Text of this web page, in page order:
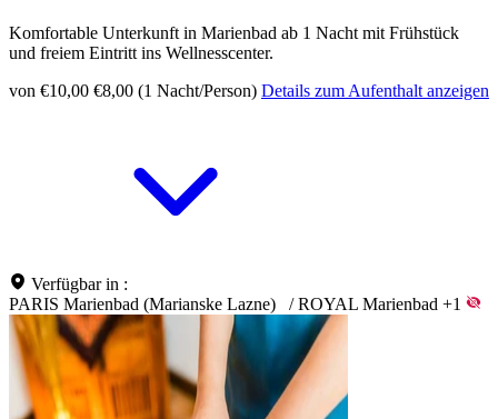
Komfortable Unterkunft in Marienbad ab 1 Nacht mit Frühstück
und freiem Eintritt ins Wellnesscenter.
von €10,00 €8,00 (1 Nacht/Person) Details zum Aufenthalt anzeigen
Verfügbar in :
PARIS Marienbad (Marianske Lazne)
/ ROYAL Marienbad +1